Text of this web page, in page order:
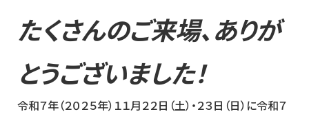
たくさんのご来場、ありが
とうございました！
令和７年（２０２５年）１１月２２日（土）・２３日（日）に令和７